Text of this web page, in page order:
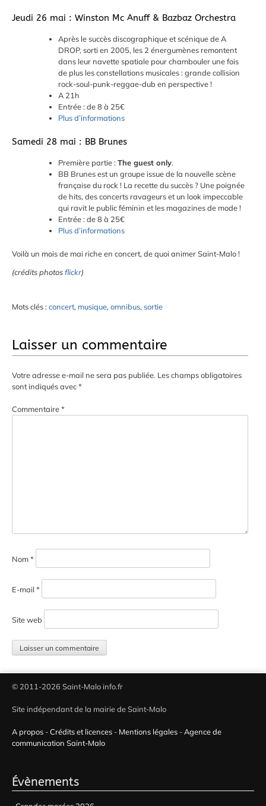
Jeudi 26 mai : Winston Mc Anuff & Bazbaz Orchestra
Après le succès discographique et scénique de A
DROP, sorti en 2005, les 2 énergumènes remontent
dans leur navette spatiale pour chambouler une fois
de plus les constellations musicales : grande collision
rock-soul-punk-reggae-dub en perspective !
A 21h
Entrée : de 8 à 25€
Plus d’informations
Samedi 28 mai : BB Brunes
Première partie :The guest only.
BB Brunes est un groupe issue de la nouvelle scène
française du rock ! La recette du succès ? Une poignée
de hits, des concerts ravageurs et un look impeccable
qui ravit le public féminin et les magazines de mode !
Entrée : de 8 à 25€
Plus d’informations
Voilà un mois de mai riche en concert, de quoi animer Saint-Malo !
(crédits photosflickr)
Mots clés : concert, musique, omnibus, sortie
Laisser un commentaire
Votre adresse e-mail ne sera pas publiée. Les champs obligatoires
sont indiqués avec*
Commentaire*
Nom*
E-mail *
Site web
© 2011-2026 Saint-Malo info.fr
Site indépendant de la mairie de Saint-Malo
A propos -Crédits et licences - Mentions légales -Agence de
communication Saint-Malo
Évènements